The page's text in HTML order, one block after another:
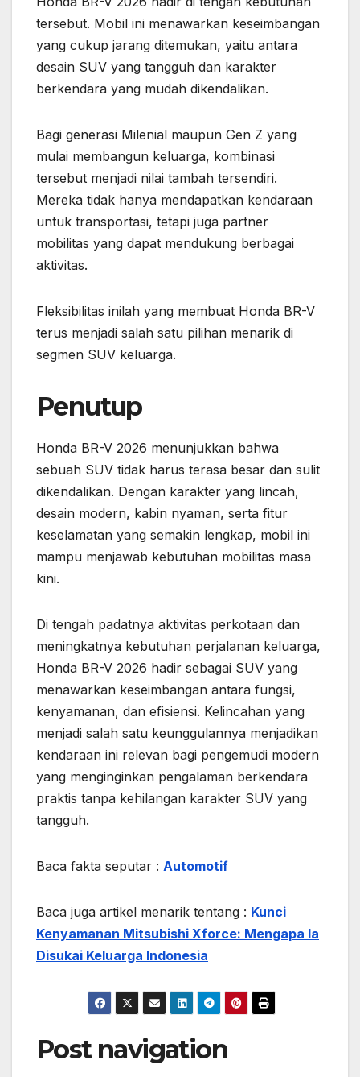
tersebut. Mobil ini menawarkan keseimbangan
yang cukup jarang ditemukan, yaitu antara
desain SUV yang tangguh dan karakter
berkendara yang mudah dikendalikan.
Bagi generasi Milenial maupun Gen Z yang
mulai membangun keluarga, kombinasi
tersebut menjadi nilai tambah tersendiri.
Mereka tidak hanya mendapatkan kendaraan
untuk transportasi, tetapi juga partner
mobilitas yang dapat mendukung berbagai
aktivitas.
Fleksibilitas inilah yang membuat Honda BR-V
terus menjadi salah satu pilihan menarik di
segmen SUV keluarga.
Penutup
Honda BR-V 2026 menunjukkan bahwa
sebuah SUV tidak harus terasa besar dan sulit
dikendalikan. Dengan karakter yang lincah,
desain modern, kabin nyaman, serta fitur
keselamatan yang semakin lengkap, mobil ini
mampu menjawab kebutuhan mobilitas masa
kini.
Di tengah padatnya aktivitas perkotaan dan
meningkatnya kebutuhan perjalanan keluarga,
Honda BR-V 2026 hadir sebagai SUV yang
menawarkan keseimbangan antara fungsi,
kenyamanan, dan efisiensi. Kelincahan yang
menjadi salah satu keunggulannya menjadikan
kendaraan ini relevan bagi pengemudi modern
yang menginginkan pengalaman berkendara
praktis tanpa kehilangan karakter SUV yang
tangguh.
Baca fakta seputar : Automotif
Baca juga artikel menarik tentang : Kunci
Kenyamanan Mitsubishi Xforce: Mengapa Ia
Disukai Keluarga Indonesia
Post navigation